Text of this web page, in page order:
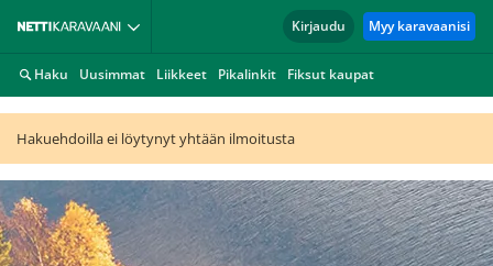
Kirjaudu Myy karavaanisi
Haku Uusimmat Liikkeet Pikalinkit Fiksut kaupat
Hakuehdoilla ei löytynyt yhtään ilmoitusta